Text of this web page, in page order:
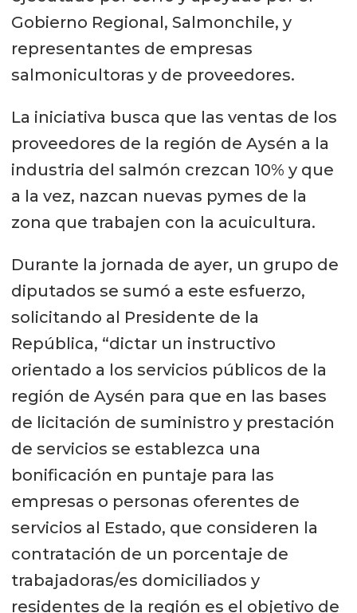
Gobierno Regional, Salmonchile, y
representantes de empresas
salmonicultoras y de proveedores.
La iniciativa busca que las ventas de los
proveedores de la región de Aysén a la
industria del salmón crezcan 10% y que
a la vez, nazcan nuevas pymes de la
zona que trabajen con la acuicultura.
Durante la jornada de ayer, un grupo de
diputados se sumó a este esfuerzo,
solicitando al Presidente de la
República, “dictar un instructivo
orientado a los servicios públicos de la
región de Aysén para que en las bases
de licitación de suministro y prestación
de servicios se establezca una
bonificación en puntaje para las
empresas o personas oferentes de
servicios al Estado, que consideren la
contratación de un porcentaje de
trabajadoras/es domiciliados y
residentes de la región es el objetivo de